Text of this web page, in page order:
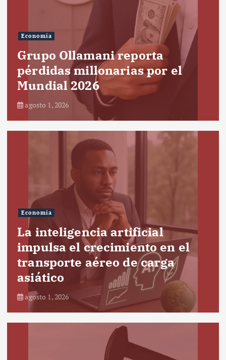
Economía
Grupo Ollamani reporta
pérdidas millonarias por el
Mundial 2026
agosto 1, 2026
Economía
La inteligencia artificial
impulsa el crecimiento en el
transporte aéreo de carga
asiático
agosto 1, 2026